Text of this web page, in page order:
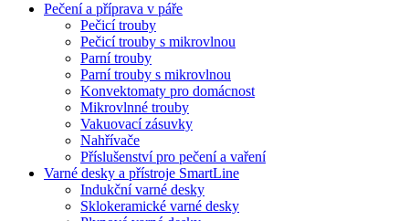
Pečení a příprava v páře
Pečicí trouby
Pečicí trouby s mikrovlnou
Parní trouby
Parní trouby s mikrovlnou
Konvektomaty pro domácnost
Mikrovlnné trouby
Vakuovací zásuvky
Nahřívače
Příslušenství pro pečení a vaření
Varné desky a přístroje SmartLine
Indukční varné desky
Sklokeramické varné desky